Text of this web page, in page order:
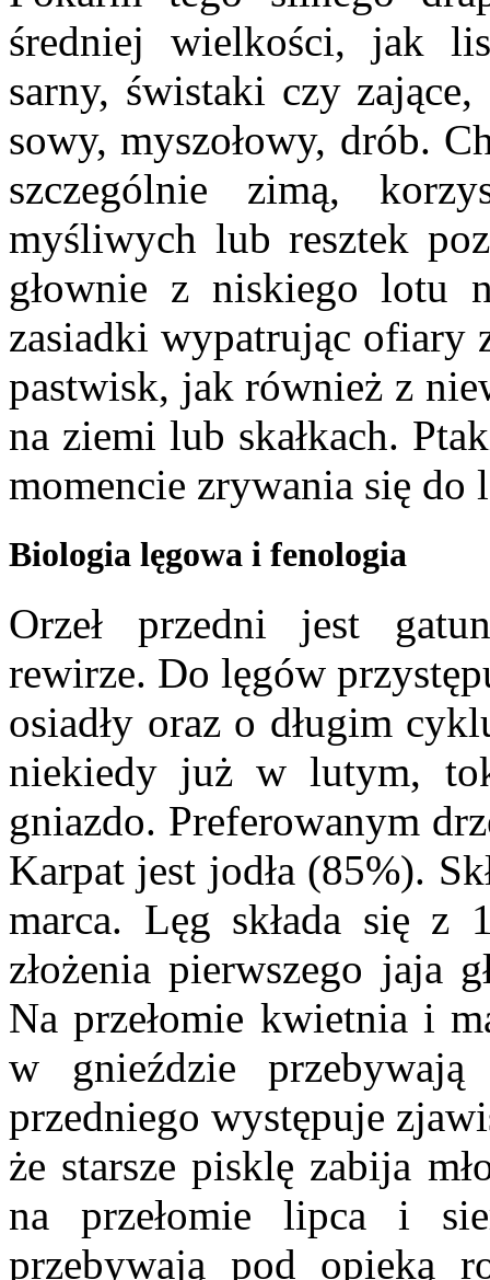
średniej wielkości, jak
sarny, świstaki czy
sowy, myszołowy, drób.
szczególnie zimą,
myśliwych lub resztek
głownie z niskiego lotu
zasiadki wypatrując ofiary
pastwisk, jak również z
na ziemi lub skałkach.
momencie zrywania się do
Biologia lęgowa i fenologia
Orzeł przedni jest
rewirze. Do lęgów
osiadły oraz o długim
niekiedy już w lutym,
gniazdo. Preferowanym
Karpat jest jodła (85%).
marca. Lęg składa się z
złożenia pierwszego jaja
Na przełomie kwietnia i
w gnieździe
przedniego występuje
że starsze pisklę zabija
na przełomie lipca i
przebywają pod opieką